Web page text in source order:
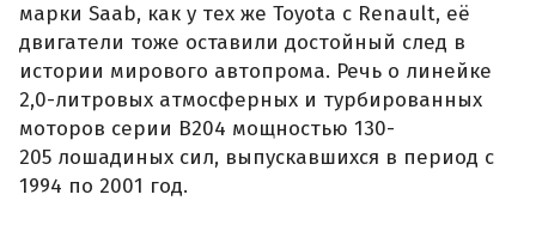
марки Saab, как у тех же Toyota с Renault, её
двигатели тоже оставили достойный след в
истории мирового автопрома. Речь о линейке
2,0-литровых атмосферных и турбированных
моторов серии B204 мощностью 130-
205 лошадиных сил, выпускавшихся в период с
1994 по 2001 год.